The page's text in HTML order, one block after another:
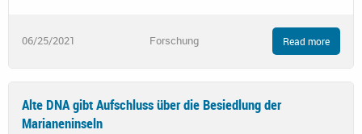
06/25/2021 Forschung Read more
Alte DNA gibt Aufschluss über die Besiedlung der
Marianeninseln